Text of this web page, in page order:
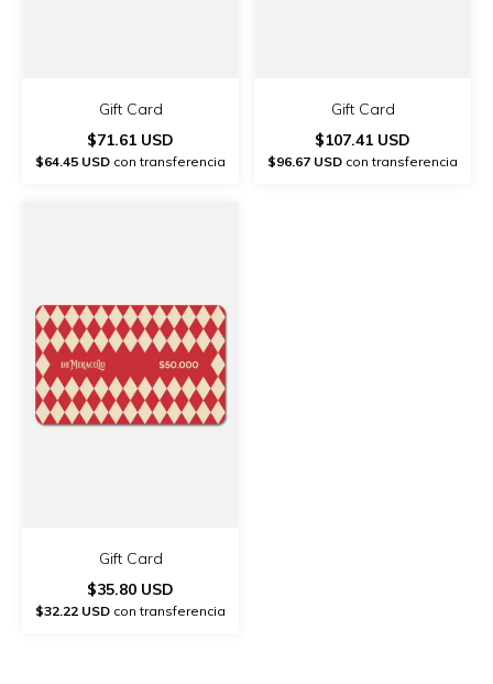
Gift Card
$71.61 USD
$64.45 USD con transferencia
Gift Card
$107.41 USD
$96.67 USD con transferencia
Gift Card
$35.80 USD
$32.22 USD con transferencia